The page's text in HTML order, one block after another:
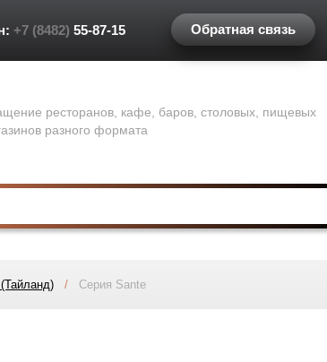
+7 (8482) 55-87-15 Обратная связь
ресторанов, кафе, баров, столовых, пищевых
разного формата
/ Серия Sante